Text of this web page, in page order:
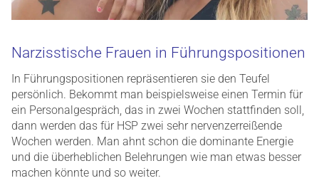
Narzisstische Frauen in Führungspositionen
In Führungspositionen repräsentieren sie den Teufel
persönlich. Bekommt man beispielsweise einen Termin für
ein Personalgespräch, das in zwei Wochen stattfinden soll,
dann werden das für HSP zwei sehr nervenzerreißende
Wochen werden. Man ahnt schon die dominante Energie
und die überheblichen Belehrungen wie man etwas besser
machen könnte und so weiter.